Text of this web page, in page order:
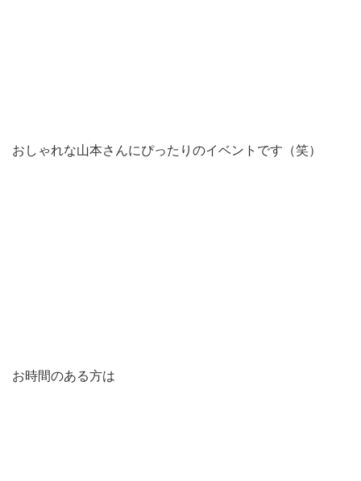
おしゃれな山本さんにぴったりのイベントです（笑）
お時間のある方は